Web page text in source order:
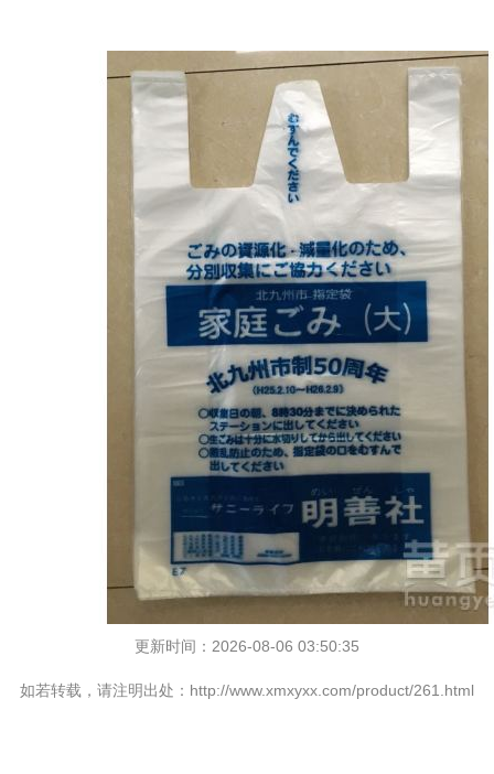
更新时间：2026-08-06 03:50:35
如若转载，请注明出处：http://www.xmxyxx.com/product/261.html